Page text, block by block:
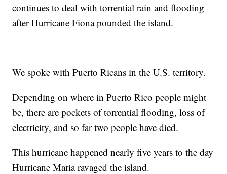
continues to deal with torrential rain and flooding
after Hurricane Fiona pounded the island.
We spoke with Puerto Ricans in the U.S. territory.
Depending on where in Puerto Rico people might
be, there are pockets of torrential flooding, loss of
electricity, and so far two people have died.
This hurricane happened nearly five years to the day
Hurricane Maria ravaged the island.